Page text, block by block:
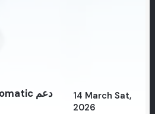
14 March Sat,
2026